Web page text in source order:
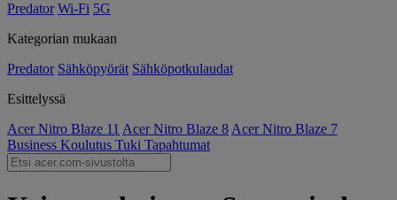
Predator Wi-Fi 5G
Kategorian mukaan
Predator Sähköpyörät Sähköpotkulaudat
Esittelyssä
Acer Nitro Blaze 11 Acer Nitro Blaze 8 Acer Nitro Blaze 7
Business Koulutus Tuki Tapahtumat